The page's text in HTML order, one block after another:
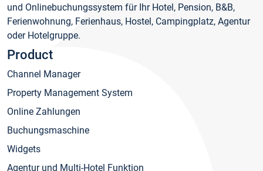
und Onlinebuchungssystem für Ihr Hotel, Pension, B&B,
Ferienwohnung, Ferienhaus, Hostel, Campingplatz, Agentur
oder Hotelgruppe.
Product
Channel Manager
Property Management System
Online Zahlungen
Buchungsmaschine
Widgets
Agentur und Multi-Hotel Funktion